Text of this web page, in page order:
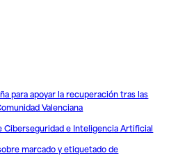
para apoyar la recuperación tras las
Valenciana
Ciberseguridad e Inteligencia Artificial
marcado y etiquetado de